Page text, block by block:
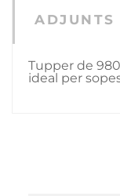
ADJUNTS
Tupper de
ideal per